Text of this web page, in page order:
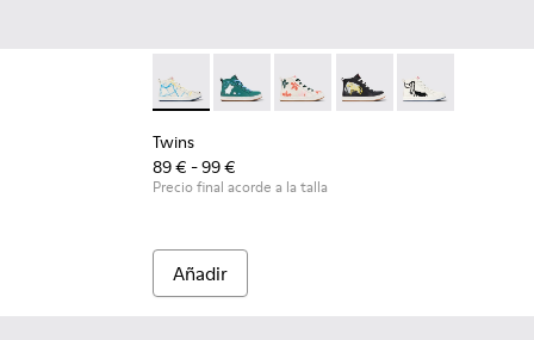
Twins - K900261-008 - Botines
Twins - K900261-013
Twins - K900261-012
Twins - K900261-010
Twins -
Twins
89 € - 99 €
Precio final acorde a la talla
Añadir